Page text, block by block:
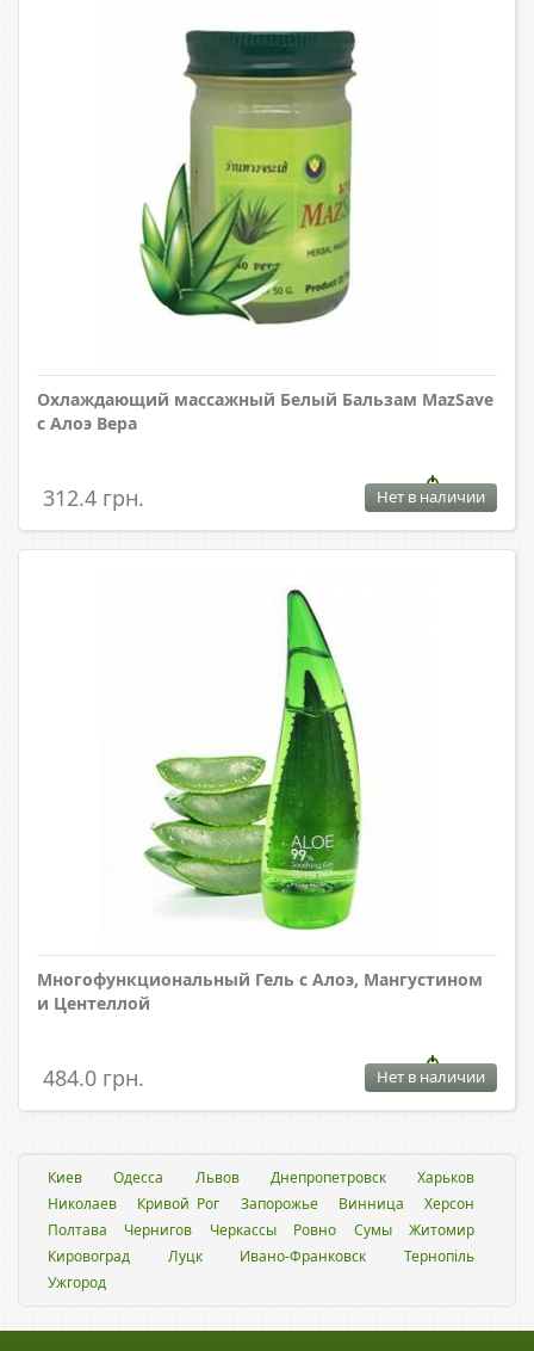
Охлаждающий массажный Белый Бальзам MazSave
с Алоэ Вера
312.4 грн. Нет в наличии
Многофункциональный Гель с Алоэ, Мангустином
и Центеллой
484.0 грн. Нет в наличии
Киев Одесса Львов Днепропетровск
Харьков
Николаев
Кривой Рог Запорожье Винница
Херсон
Полтава
Чернигов Черкассы Ровно Сумы
Житомир
Кировоград
Луцк Ивано-Франковск
Тернопіль
Ужгород